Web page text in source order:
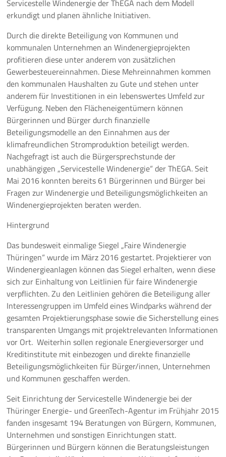
Servicestelle Windenergie der ThEGA nach dem Modell
erkundigt und planen ähnliche Initiativen.
Durch die direkte Beteiligung von Kommunen und
kommunalen Unternehmen an Windenergieprojekten
profitieren diese unter anderem von zusätzlichen
Gewerbesteuereinnahmen. Diese Mehreinnahmen kommen
den kommunalen Haushalten zu Gute und stehen unter
anderem für Investitionen in ein lebenswertes Umfeld zur
Verfügung. Neben den Flächeneigentümern können
Bürgerinnen und Bürger durch finanzielle
Beteiligungsmodelle an den Einnahmen aus der
klimafreundlichen Stromproduktion beteiligt werden.
Nachgefragt ist auch die Bürgersprechstunde der
unabhängigen „Servicestelle Windenergie“ der ThEGA. Seit
Mai 2016 konnten bereits 61 Bürgerinnen und Bürger bei
Fragen zur Windenergie und Beteiligungsmöglichkeiten an
Windenergieprojekten beraten werden.
Hintergrund
Das bundesweit einmalige Siegel „Faire Windenergie
Thüringen“ wurde im März 2016 gestartet. Projektierer von
Windenergieanlagen können das Siegel erhalten, wenn diese
sich zur Einhaltung von Leitlinien für faire Windenergie
verpflichten. Zu den Leitlinien gehören die Beteiligung aller
Interessengruppen im Umfeld eines Windparks während der
gesamten Projektierungsphase sowie die Sicherstellung eines
transparenten Umgangs mit projektrelevanten Informationen
vor Ort. Weiterhin sollen regionale Energieversorger und
Kreditinstitute mit einbezogen und direkte finanzielle
Beteiligungsmöglichkeiten für Bürger/innen, Unternehmen
und Kommunen geschaffen werden.
Seit Einrichtung der Servicestelle Windenergie bei der
Thüringer Energie- und GreenTech-Agentur im Frühjahr 2015
fanden insgesamt 194 Beratungen von Bürgern, Kommunen,
Unternehmen und sonstigen Einrichtungen statt.
Bürgerinnen und Bürgern können die Beratungsleistungen